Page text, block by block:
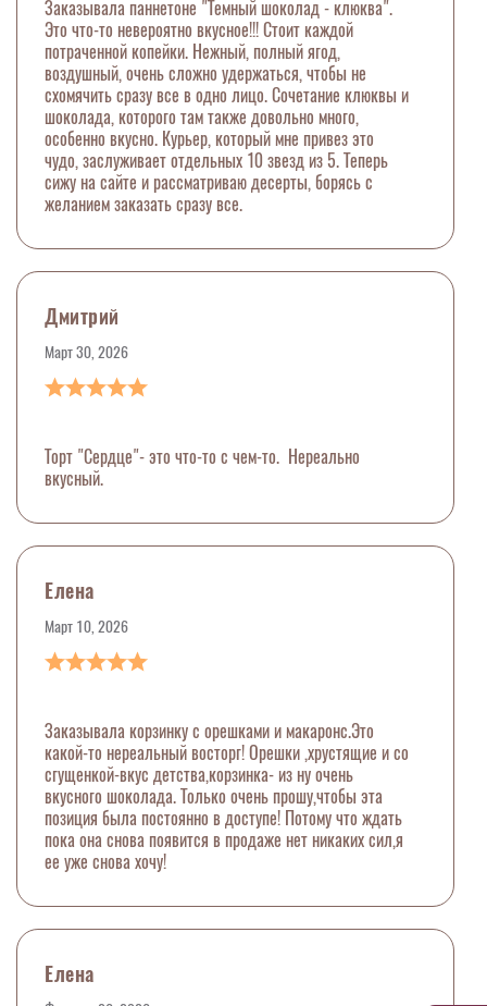
Заказывала паннетоне "Темный шоколад - клюква".
Это что-то невероятно вкусное!!! Стоит каждой
потраченной копейки. Нежный, полный ягод,
воздушный, очень сложно удержаться, чтобы не
схомячить сразу все в одно лицо. Сочетание клюквы и
шоколада, которого там также довольно много,
особенно вкусно. Курьер, который мне привез это
чудо, заслуживает отдельных 10 звезд из 5. Теперь
сижу на сайте и рассматриваю десерты, борясь с
желанием заказать сразу все.
Дмитрий
Март 30, 2026
Торт "Сердце"- это что-то с чем-то. Нереально
вкусный.
Елена
Март 10, 2026
Заказывала корзинку с орешками и макаронс.Это
какой-то нереальный восторг! Орешки ,хрустящие и со
сгущенкой-вкус детства,корзинка- из ну очень
вкусного шоколада. Только очень прошу,чтобы эта
позиция была постоянно в доступе! Потому что ждать
пока она снова появится в продаже нет никаких сил,я
ее уже снова хочу!
Елена